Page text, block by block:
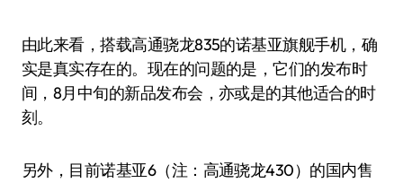
由此来看，搭载高通骁龙835的诺基亚旗舰手机，确
实是真实存在的。现在的问题的是，它们的发布时
间，8月中旬的新品发布会，亦或是的其他适合的时
刻。
另外，目前诺基亚6（注：高通骁龙430）的国内售